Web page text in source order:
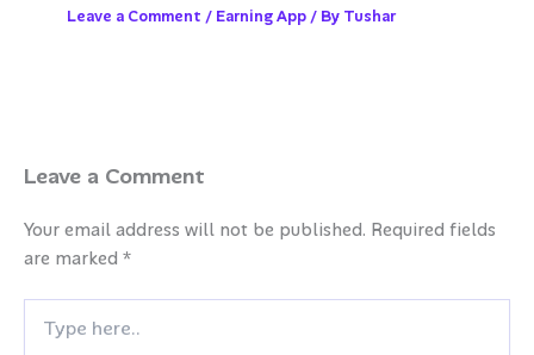
Leave a Comment / Earning App / By Tushar
Leave a Comment
Your email address will not be published. Required fields
are marked *
here..